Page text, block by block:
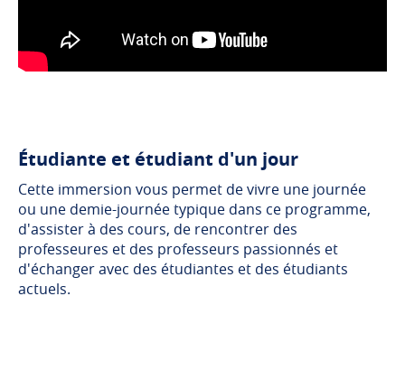
Étudiante et étudiant d'un jour
Cette immersion vous permet de vivre une journée
ou une demie-journée typique dans ce programme,
d'assister à des cours, de rencontrer des
professeures et des professeurs passionnés et
d'échanger avec des étudiantes et des étudiants
actuels.